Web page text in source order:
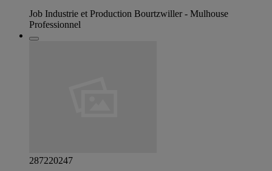
Job Industrie et Production Bourtzwiller - Mulhouse
Professionnel
287220247